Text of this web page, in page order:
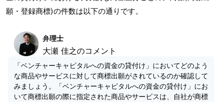
願・登録商標)の件数は以下の通りです。
弁理士
大瀬 佳之のコメント
「ベンチャーキャピタルへの資金の貸付け」においてどのよう
な商品やサービスに対して商標出願がされているのか確認して
みましょう。「ベンチャーキャピタルへの資金の貸付け」にお
いて商標出願の際に指定された商品やサービスは、自社が商標